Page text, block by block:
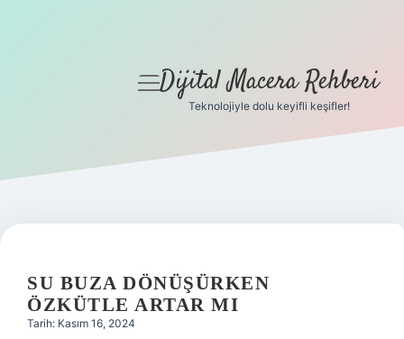
Gizlilik Politikası
Yasal Uyarı
menüyü
Dijital Macera Rehberi
Teknolojiyle dolu keyifli keşifler!
SU BUZA DÖNÜŞÜRKEN
ÖZKÜTLE ARTAR MI
Tarih: Kasım 16, 2024